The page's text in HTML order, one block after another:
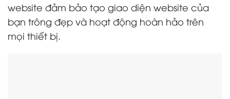
website đảm bảo tạo giao diện website của
bạn trông đẹp và hoạt động hoàn hảo trên
mọi thiết bị.